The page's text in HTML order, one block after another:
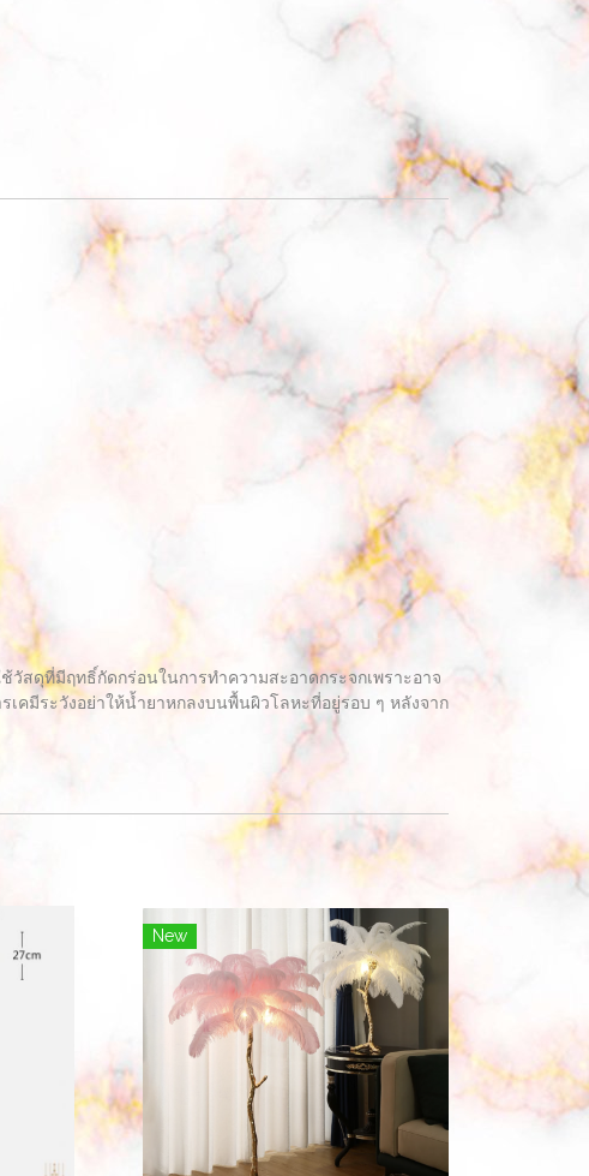
สดุที่มีฤทธิ์กัดกร่อนในการทำความสะอาดกระจกเพราะอาจ
คมีระวังอย่าให้น้ำยาหกลงบนพื้นผิวโลหะที่อยู่รอบ ๆ หลังจาก
New